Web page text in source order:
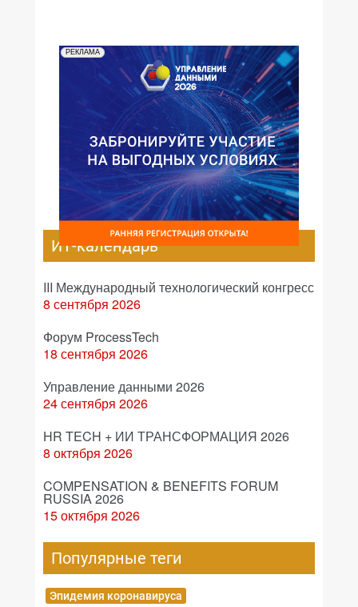
РЕКЛАМА
ИТ-календарь
III Международный технологический конгресс
8 сентября 2026
Форум ProcessTech
18 сентября 2026
Управление данными 2026
24 сентября 2026
HR TECH + ИИ ТРАНСФОРМАЦИЯ 2026
8 октября 2026
COMPENSATION & BENEFITS FORUM
RUSSIA 2026
15 октября 2026
Популярные теги
Эпидемия коронавируса